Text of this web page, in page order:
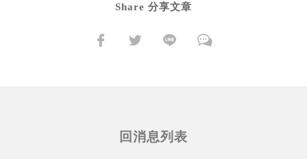
Share 分享文章
回消息列表